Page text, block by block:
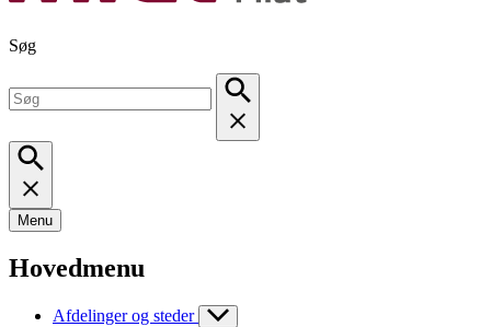
Søg
Menu
Hovedmenu
Afdelinger og steder